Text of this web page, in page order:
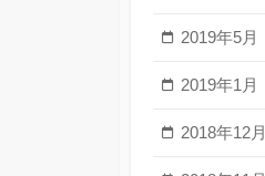
2019年5月
2019年1月
2018年12月